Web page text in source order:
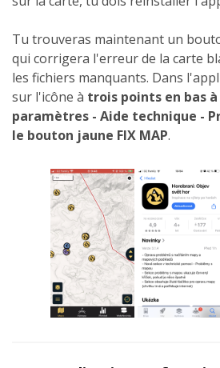
Tu trouveras maintenant un
qui corrigera l'erreur de la carte
les fichiers manquants. Dans
sur l'icône à trois points en bas
paramètres - Aide technique -
le bouton jaune FIX MAP.